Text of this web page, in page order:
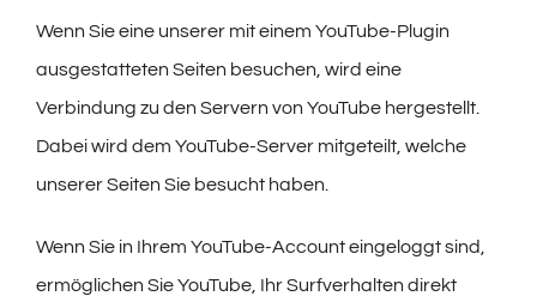
Wenn Sie eine unserer mit einem YouTube-Plugin
ausgestatteten Seiten besuchen, wird eine
Verbindung zu den Servern von YouTube hergestellt.
Dabei wird dem YouTube-Server mitgeteilt, welche
unserer Seiten Sie besucht haben.
Wenn Sie in Ihrem YouTube-Account eingeloggt sind,
ermöglichen Sie YouTube, Ihr Surfverhalten direkt